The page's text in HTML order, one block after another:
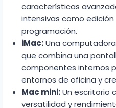
características
intensivas como
programación.
iMac:Una
que combina una
componentes internos
entornos de oficina y
Mac mini:Un escritorio
versatilidad y